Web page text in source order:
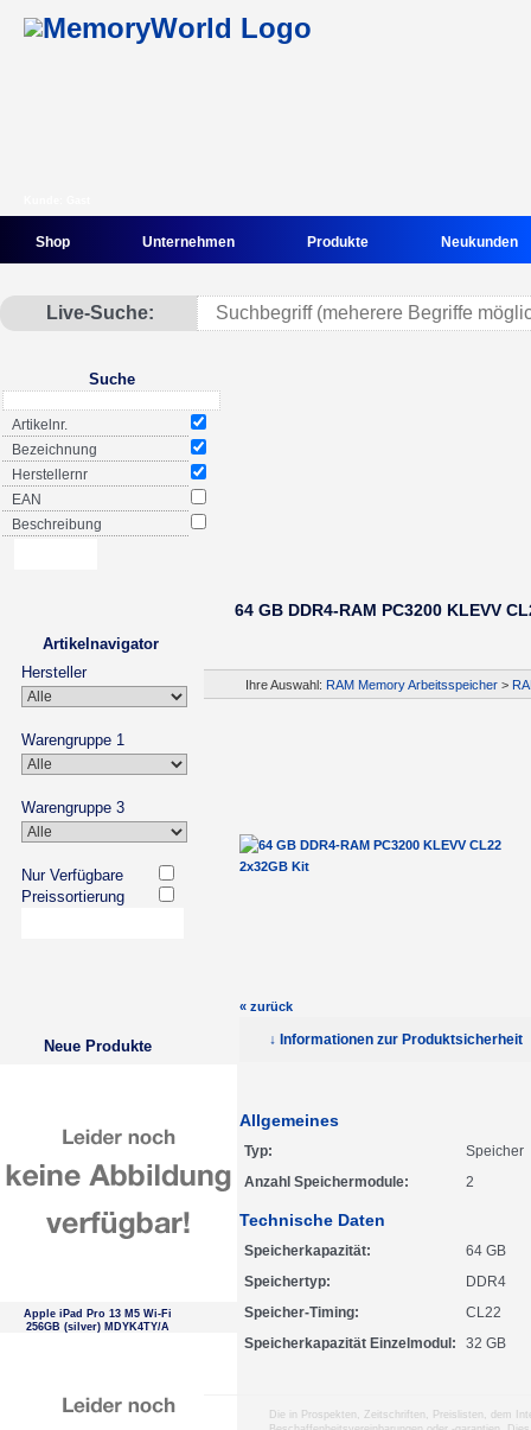
Shop Unternehmen Produkte Neukunden
Live-Suche:
Suche
Artikelnr.
Bezeichnung
Herstellernr
EAN
Beschreibung
Artikelnavigator
Hersteller
Warengruppe 1
Warengruppe 3
Nur Verfügbare
Preissortierung
Neue Produkte
Apple iPad Pro 13 M5 Wi-Fi
256GB (silver) MDYK4TY/A
64 GB DDR4-RAM PC3200 KLEVV
Ihre Auswahl: RAM Memory Arbeitsspeicher >
« zurück
↓ Informationen zur Produktsicherheit
Allgemeines
Typ
Speicher
Anzahl Speichermodule
2
Technische Daten
Speicherkapazität
64 GB
Speichertyp
DDR4
Speicher-Timing
CL22
Speicherkapazität Einzelmodul
32 GB
Die in Prospekten, Zeitschriften, Preislisten, dem